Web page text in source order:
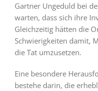
Gartner Ungeduld bei
warten, dass sich ihre
Gleichzeitig hätten die
Schwierigkeiten damit,
die Tat umzusetzen.
Eine besondere
bestehe darin, die